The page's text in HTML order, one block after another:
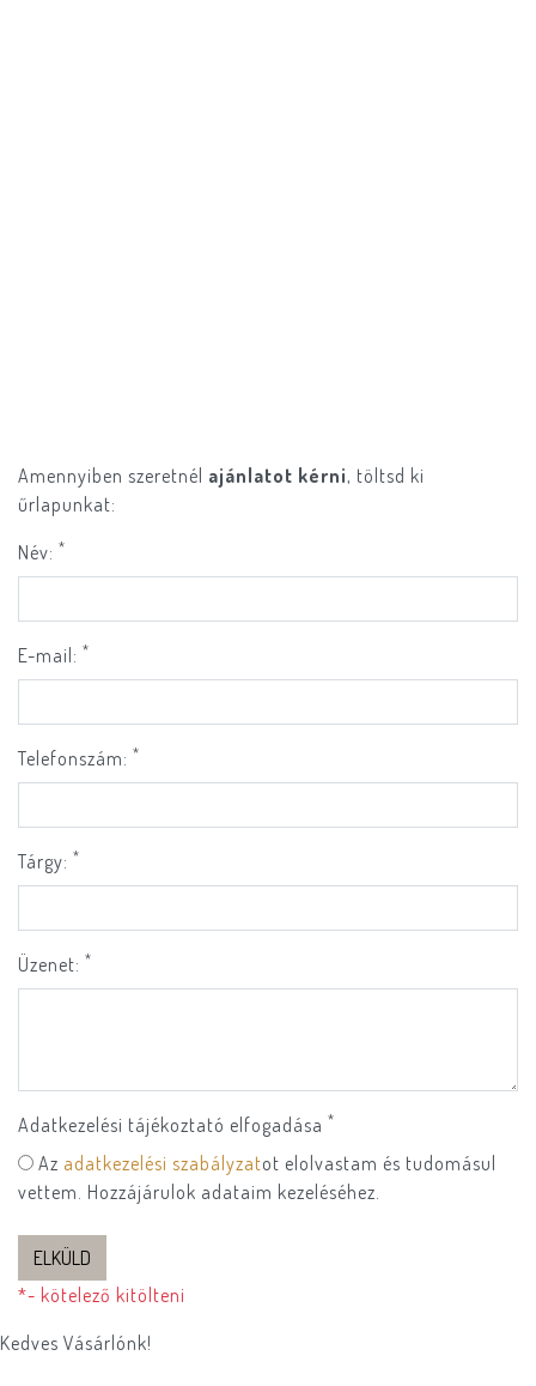
Amennyiben szeretnél ajánlatot kérni, töltsd ki
űrlapunkat:
Név: *
E-mail: *
Telefonszám: *
Tárgy: *
Üzenet: *
Adatkezelési tájékoztató elfogadása *
Az adatkezelési szabályzatot elolvastam és tudomásul
vettem. Hozzájárulok adataim kezeléséhez.
ELKÜLD
*- kötelező kitölteni
Kedves Vásárlónk!